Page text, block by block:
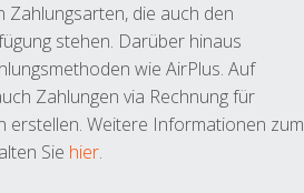
Zahlungsarten, die auch den
stehen. Darüber hinaus
wie AirPlus. Auf
Zahlungen via Rechnung für
erstellen. Weitere Informationen zum
Sie hier.